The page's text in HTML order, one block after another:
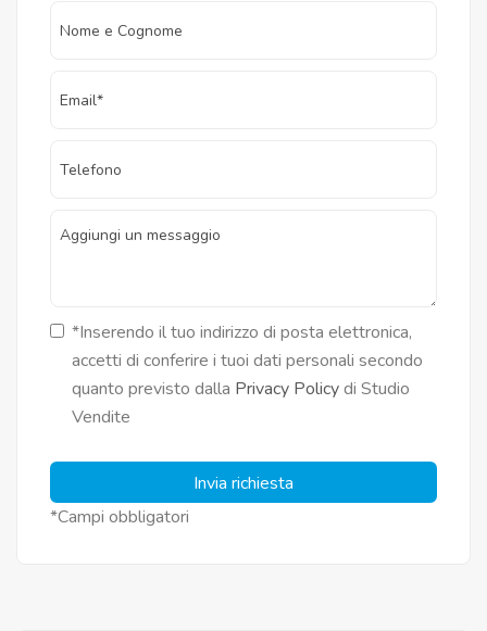
*Inserendo il tuo indirizzo di posta elettronica,
accetti di conferire i tuoi dati personali secondo
quanto previsto dalla Privacy Policydi Studio
Vendite
Invia richiesta
*Campi obbligatori